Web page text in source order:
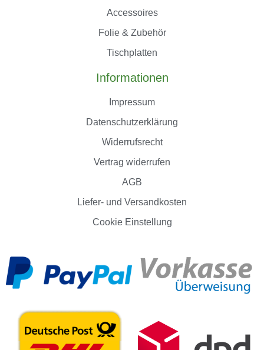
Accessoires
Folie & Zubehör
Tischplatten
Informationen
Impressum
Datenschutzerklärung
Widerrufsrecht
Vertrag widerrufen
AGB
Liefer- und Versandkosten
Cookie Einstellung